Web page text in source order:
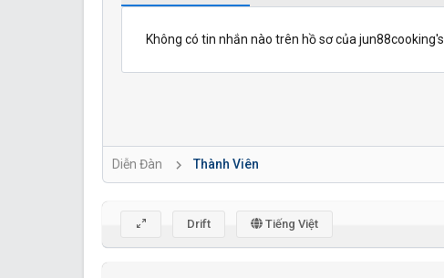
Không có tin nhắn nào trên hồ sơ của jun88cooking's .
Diễn Đàn Thành Viên
Drift Tiếng Việt